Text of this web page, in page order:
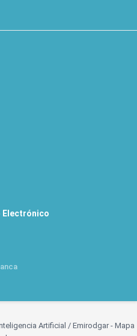
Electrónico
Artificial / Emirodgar- Mapa